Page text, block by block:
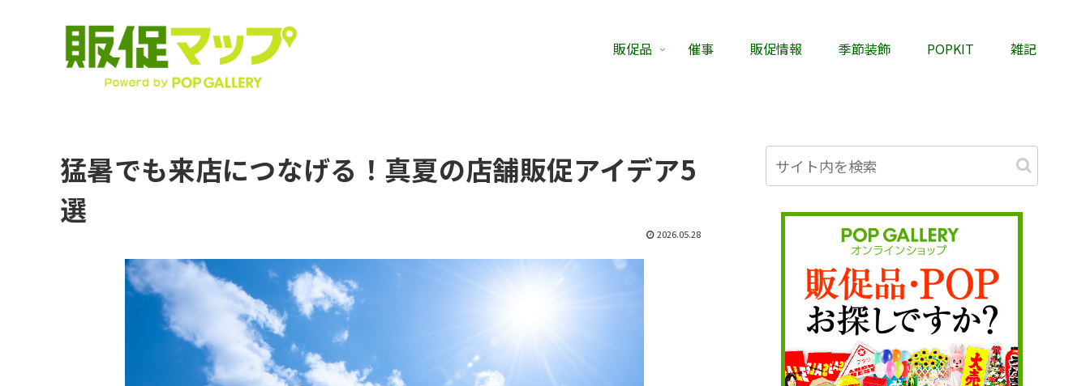
販促品 催事 販促情報 季節装飾 POPKIT 雑記
猛暑でも来店につなげる！真夏の店舗販促アイデア5
選
2026.05.28